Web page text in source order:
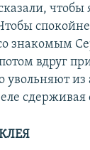
чтобы
знакомым
вдруг
увольняют
сдерживая